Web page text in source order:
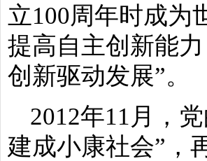
立100周年时成为
提高自主创新能
创新驱动发展”。
2012年11月，
建成小康社会”，